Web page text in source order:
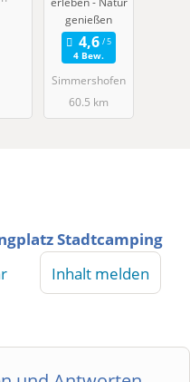
genießen
4 Bew.
Simmershofen
60.5 km
Stadtcamping
Inhalt melden